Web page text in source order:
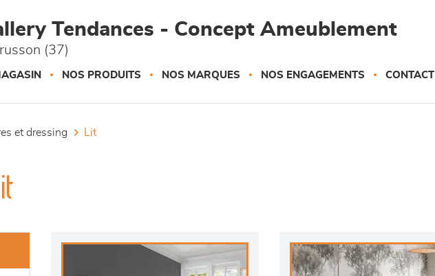
Tendances - Concept Ameublement
(37)
NOS PRODUITS NOS MARQUES NOS ENGAGEMENTS CONTACT
et dressing lit